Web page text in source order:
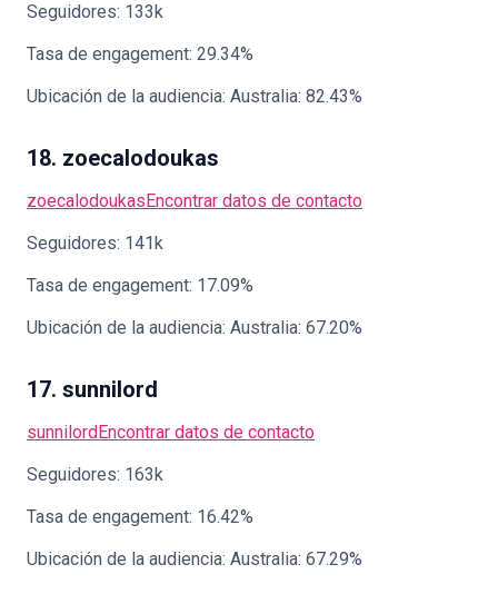
Seguidores: 133k
Tasa de engagement: 29.34%
Ubicación de la audiencia: Australia: 82.43%
18. zoecalodoukas
zoecalodoukasEncontrar datos de contacto
Seguidores: 141k
Tasa de engagement: 17.09%
Ubicación de la audiencia: Australia: 67.20%
17. sunnilord
sunnilordEncontrar datos de contacto
Seguidores: 163k
Tasa de engagement: 16.42%
Ubicación de la audiencia: Australia: 67.29%